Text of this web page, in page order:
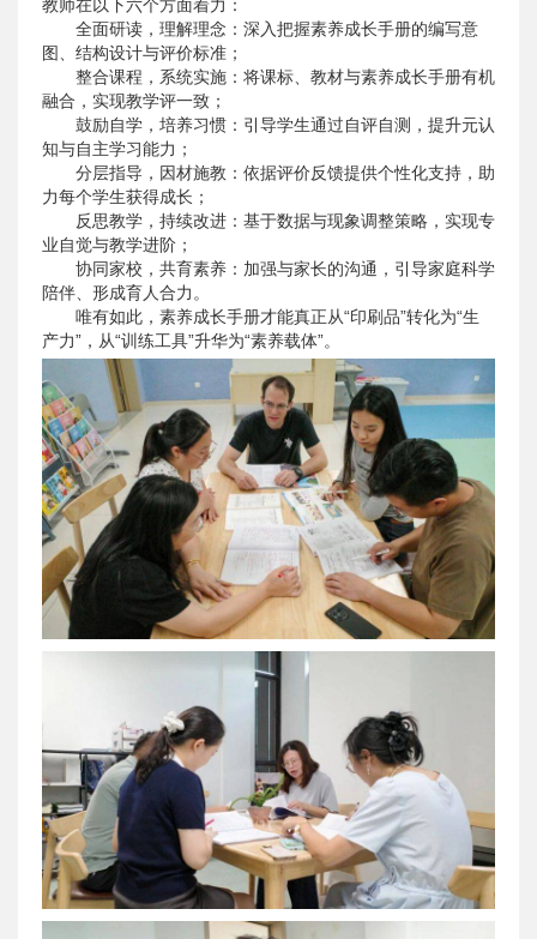
教师在以下六个方面着力：
全面研读，理解理念：深入把握素养成长手册的编写意
图、结构设计与评价标准；
整合课程，系统实施：将课标、教材与素养成长手册有机
融合，实现教学评一致；
鼓励自学，培养习惯：引导学生通过自评自测，提升元认
知与自主学习能力；
分层指导，因材施教：依据评价反馈提供个性化支持，助
力每个学生获得成长；
反思教学，持续改进：基于数据与现象调整策略，实现专
业自觉与教学进阶；
协同家校，共育素养：加强与家长的沟通，引导家庭科学
陪伴、形成育人合力。
唯有如此，素养成长手册才能真正从“印刷品”转化为“生
产力”，从“训练工具”升华为“素养载体”。